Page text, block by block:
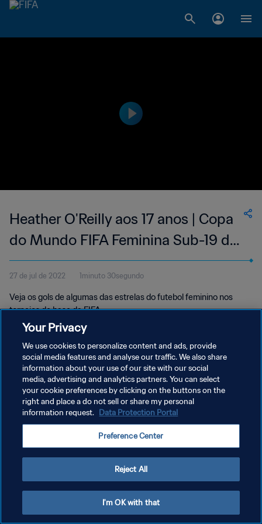
Heather O'Reilly aos 17 anos | Copa
do Mundo FIFA Feminina Sub-19 de
2002, no Canadá
27 de jul de 2022 1minuto 30segundo
Veja os gols de algumas das estrelas do futebol feminino nos
torneios de base da FIFA.
POLÍTICA DE PRIVACIDADE
TERMOS DE SERVIÇO
ADMINISTRAR AS PREFERÊNCIAS DE COOKIES
Your Privacy
We use cookies to personalize content and ads, provide
social media features and analyse our traffic. We also share
information about your use of our site with our social
media, advertising and analytics partners. You can select
your cookie preferences by clicking on the buttons on the
right and place a do not sell or share my personal
information request. Data Protection Portal
Preference Center
Reject All
I'm OK with that